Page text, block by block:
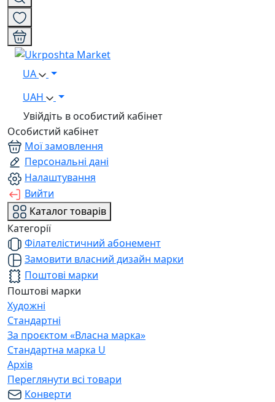
UA
UAH
Увійдіть в особистий кабінет
Особистий кабінет
Мої замовлення
Персональні дані
Налаштування
Вийти
Каталог товарів
Категорії
Філателістичний абонемент
Замовити власний дизайн марки
Поштові марки
Поштові марки
Художні
Стандартні
За проєктом «Власна марка»
Стандартна марка U
Архів
Переглянути всі товари
Конверти